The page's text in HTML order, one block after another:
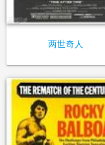
两世奇人